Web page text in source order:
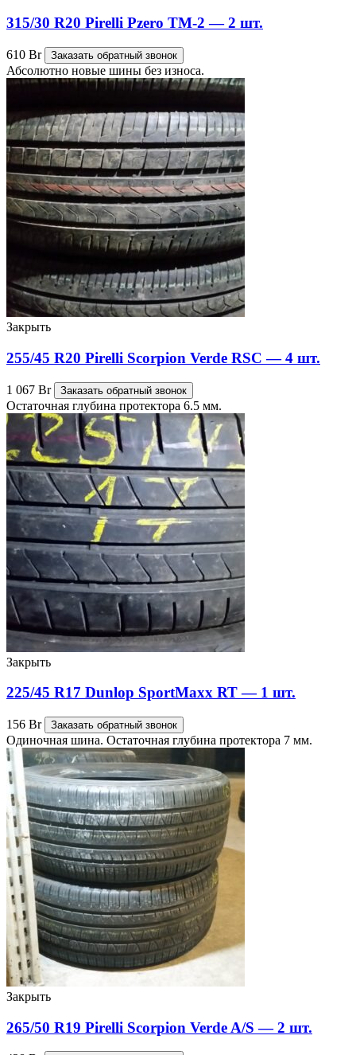
315/30 R20 Pirelli Pzero TM-2 — 2 шт.
610 Br Заказать обратный звонок
Абсолютно новые шины без износа.
Закрыть
255/45 R20 Pirelli Scorpion Verde RSC — 4 шт.
1 067 Br Заказать обратный звонок
Остаточная глубина протектора 6.5 мм.
Закрыть
225/45 R17 Dunlop SportMaxx RT — 1 шт.
156 Br Заказать обратный звонок
Одиночная шина. Остаточная глубина протектора 7 мм.
Закрыть
265/50 R19 Pirelli Scorpion Verde A/S — 2 шт.